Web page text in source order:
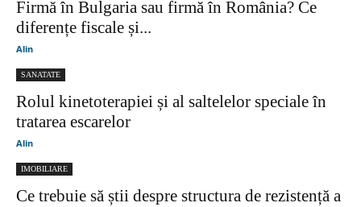
Firmă în Bulgaria sau firmă în România? Ce
diferențe fiscale și...
Alin
SANATATE
Rolul kinetoterapiei și al saltelelor speciale în
tratarea escarelor
Alin
IMOBILIARE
Ce trebuie să știi despre structura de rezistență a